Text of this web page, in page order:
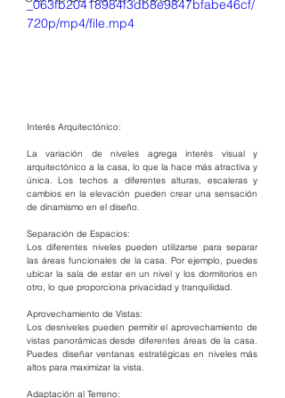
_063fb20418984f3db8e9847bfabe46cf/
720p/mp4/file.mp4
Interés Arquitectónico:
La variación de niveles agrega interés visual y
arquitectónico a la casa, lo que la hace más atractiva y
única. Los techos a diferentes alturas, escaleras y
cambios en la elevación pueden crear una sensación
de dinamismo en el diseño.
Separación de Espacios:
Los diferentes niveles pueden utilizarse para separar
las áreas funcionales de la casa. Por ejemplo, puedes
ubicar la sala de estar en un nivel y los dormitorios en
otro, lo que proporciona privacidad y tranquilidad.
Aprovechamiento de Vistas:
Los desniveles pueden permitir el aprovechamiento de
vistas panorámicas desde diferentes áreas de la casa.
Puedes diseñar ventanas estratégicas en niveles más
altos para maximizar la vista.
Adaptación al Terreno: